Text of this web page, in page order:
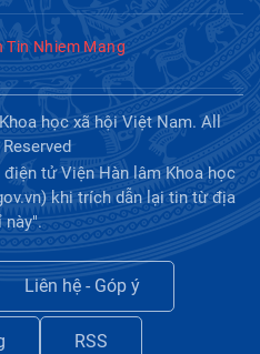
học xã hội Việt Nam. All
tử Viện Hàn lâm Khoa học
khi trích dẫn lại tin từ địa
này".
Liên hệ - Góp ý
RSS